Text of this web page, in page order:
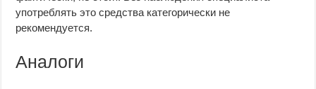
употреблять это средства категорически не
рекомендуется.
Аналоги